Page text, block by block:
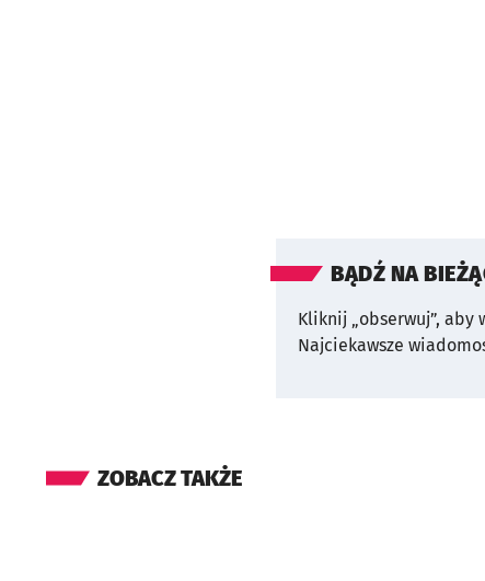
BĄDŹ NA
Kliknij „obserwuj”, aby
Najciekawsze
ZOBACZ TAKŻE